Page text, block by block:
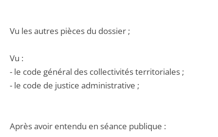
Vu les autres pièces du dossier ;
Vu :
- le code général des collectivités territoriales ;
- le code de justice administrative ;
Après avoir entendu en séance publique :